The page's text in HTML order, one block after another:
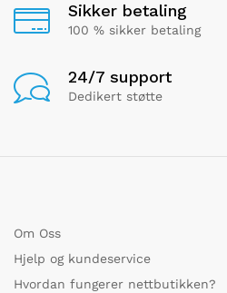
Sikker betaling
100 % sikker betaling
24/7 support
Dedikert støtte
Om Oss
Hjelp og kundeservice
Hvordan fungerer nettbutikken?